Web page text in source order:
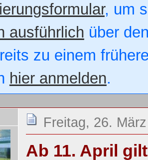
, um
ausführlich über
zu einem
hier anmelden.
Freitag, 26.
Ab 11. April